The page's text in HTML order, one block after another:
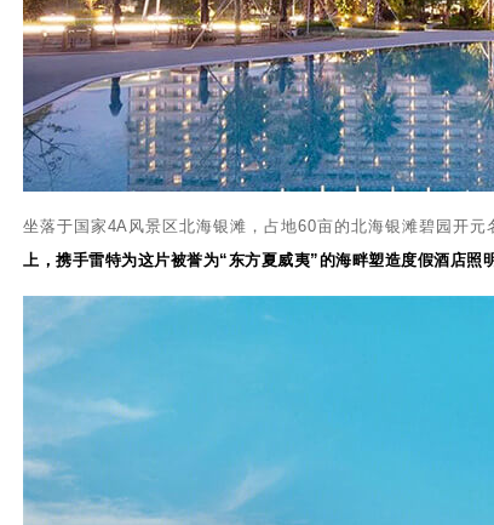
坐落于国家4A风景区北海银滩，占地60亩的北海银滩碧园开元
上，携手雷特为这片被誉为“东方夏威夷”的海畔塑造度假酒店照